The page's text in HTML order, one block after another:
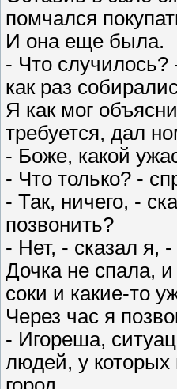
помчался
И она еще была.
- Что случилось?
как раз
Я как мог
требуется, дал
- Боже, какой
- Что только? -
- Так, ничего, -
позвонить?
- Нет, - сказал я,
Дочка не спала,
соки и какие-то
Через час я
- Игореша,
людей, у